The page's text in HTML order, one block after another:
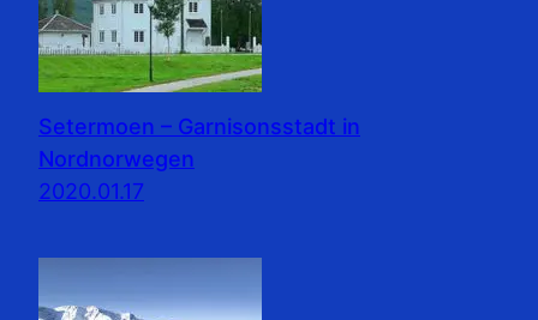
Setermoen – Garnisonsstadt in
Nordnorwegen
2020.01.17